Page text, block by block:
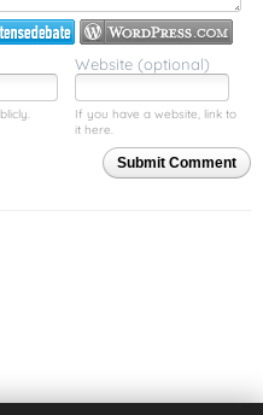
Website (optional)
If you have a website, link to
it here.
Submit Comment